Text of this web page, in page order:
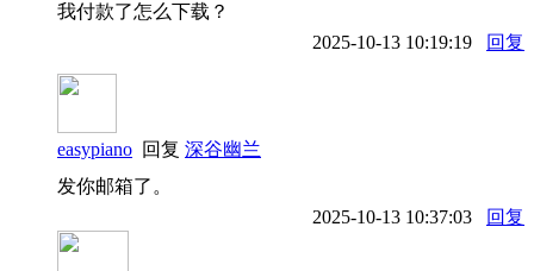
我付款了怎么下载？
2025-10-13 10:19:19
回复
easypiano 回复 深谷幽兰
发你邮箱了。
2025-10-13 10:37:03
回复